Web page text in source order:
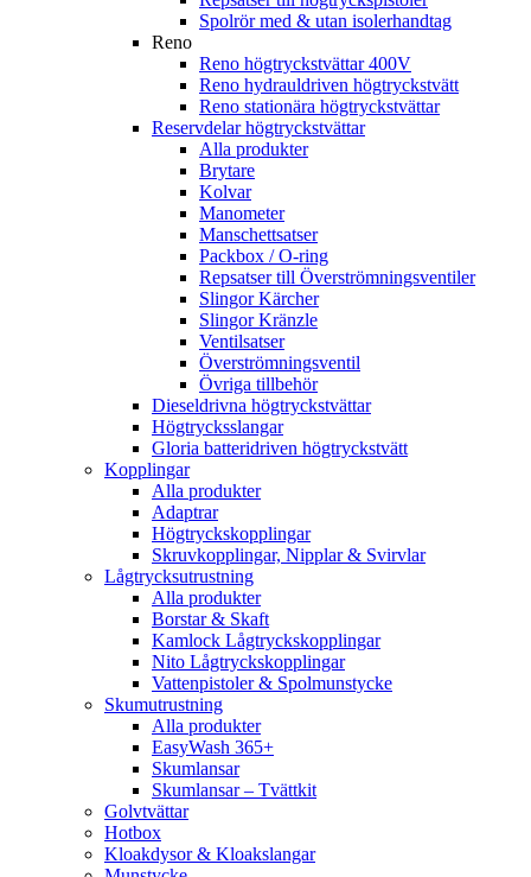
Spolrör med & utan isolerhandtag
Reno
Reno högtryckstvättar 400V
Reno hydrauldriven högtryckstvätt
Reno stationära högtryckstvättar
Reservdelar högtryckstvättar
Alla produkter
Brytare
Kolvar
Manometer
Manschettsatser
Packbox / O-ring
Repsatser till Överströmningsventiler
Slingor Kärcher
Slingor Kränzle
Ventilsatser
Överströmningsventil
Övriga tillbehör
Dieseldrivna högtryckstvättar
Högtrycksslangar
Gloria batteridriven högtryckstvätt
Kopplingar
Alla produkter
Adaptrar
Högtryckskopplingar
Skruvkopplingar, Nipplar & Svirvlar
Lågtrycksutrustning
Alla produkter
Borstar & Skaft
Kamlock Lågtryckskopplingar
Nito Lågtryckskopplingar
Vattenpistoler & Spolmunstycke
Skumutrustning
Alla produkter
EasyWash 365+
Skumlansar
Skumlansar – Tvättkit
Golvtvättar
Hotbox
Kloakdysor & Kloakslangar